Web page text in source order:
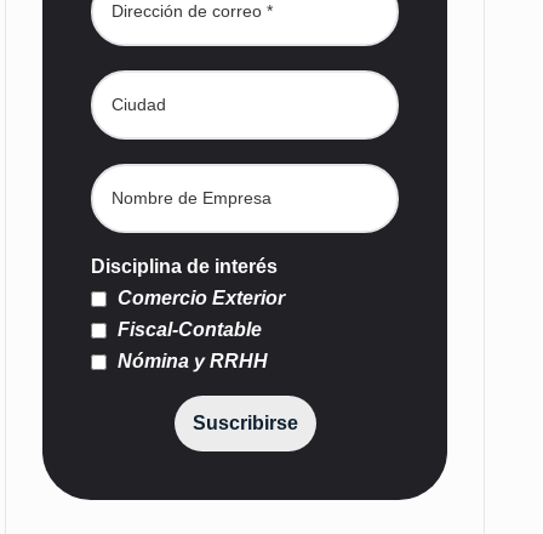
Disciplina de interés
Comercio Exterior
Fiscal-Contable
Nómina y RRHH
Suscribirse